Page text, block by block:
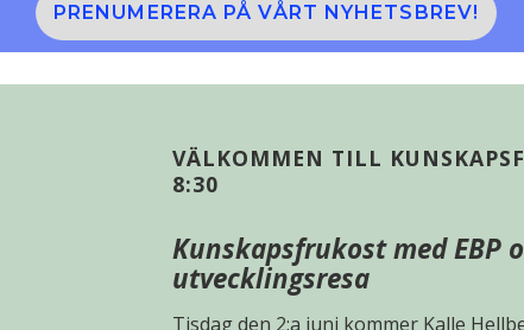
PRENUMERERA PÅ VÅRT NYHETSBREV!
VÄLKOMMEN TILL
8:30
Kunskapsfrukost med EBP
utvecklingsresa
Tisdag den 2:a juni kommer Kalle